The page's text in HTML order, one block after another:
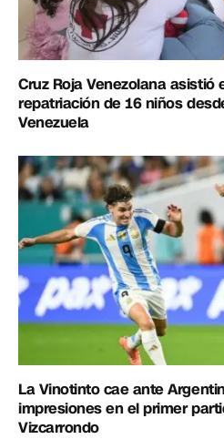
Cruz Roja Venezolana asistió
repatriación de 16 niños
Venezuela
La Vinotinto cae ante
impresiones en el primer
Vizcarrondo